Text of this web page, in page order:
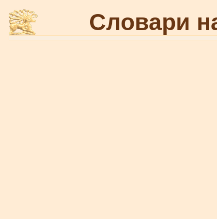
Словари